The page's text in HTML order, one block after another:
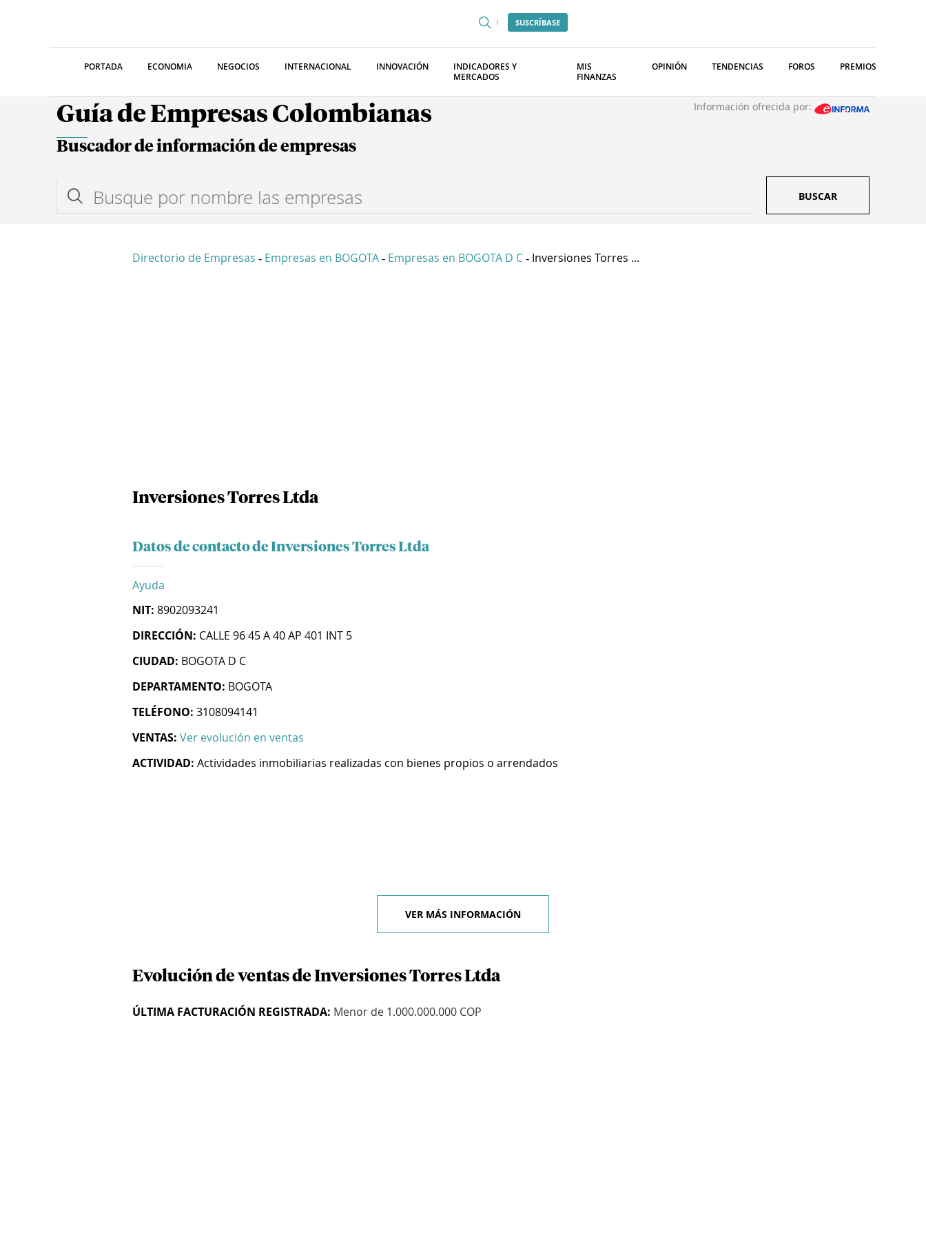
SUSCRÍBASE
PORTADA ECONOMIA NEGOCIOS INTERNACIONAL INNOVACIÓN
INDICADORES Y
MERCADOS
MIS
FINANZAS
OPINIÓN TENDENCIAS FOROS PREMIOS
Guía de Empresas Colombianas Información ofrecida por:
Buscador de información de empresas
BUSCAR
Directorio de Empresas - Empresas en BOGOTA - Empresas en BOGOTA D C - Inversiones Torres ...
Inversiones Torres Ltda
Datos de contacto de Inversiones Torres Ltda
Ayuda
NIT: 8902093241
DIRECCIÓN: CALLE 96 45 A 40 AP 401 INT 5
CIUDAD: BOGOTA D C
DEPARTAMENTO: BOGOTA
TELÉFONO: 3108094141
VENTAS: Ver evolución en ventas
ACTIVIDAD: Actividades inmobiliarias realizadas con bienes propios o arrendados
VER MÁS INFORMACIÓN
Evolución de ventas de Inversiones Torres Ltda
ÚLTIMA FACTURACIÓN REGISTRADA: Menor de 1.000.000.000 COP